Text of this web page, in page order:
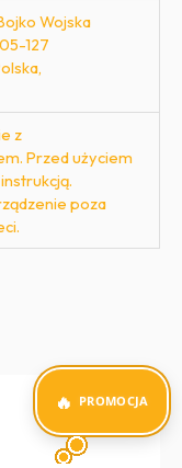
Wojska
127
z
Przed użyciem
poza
PROMOCJA